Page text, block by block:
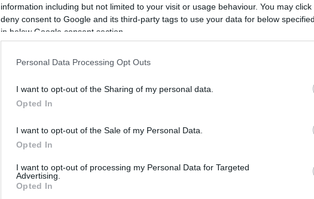
information including but not limited to your visit or usage behaviour. You may
deny consent to Google and its third-party tags to use your data for below
in below Google consent section.
Personal Data Processing Opt Outs
I want to opt-out of the Sharing of my personal data.
Opted In
I want to opt-out of the Sale of my Personal Data.
Opted In
I want to opt-out of processing my Personal Data for Targeted
Advertising.
Opted In